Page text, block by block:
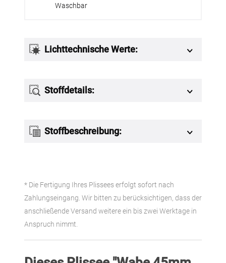
Waschbar
Lichttechnische Werte:
Stoffdetails:
Stoffbeschreibung:
* Die Fertigung Ihres Plissees erfolgt sofort nach
Zahlungseingang. Wir bitten zu berücksichtigen, dass der
anschließende Versand weitere ein bis zwei Werktage in
Anspruch nimmt.